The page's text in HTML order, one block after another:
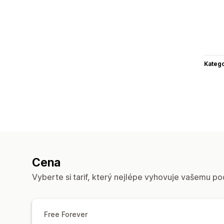
Cena
Vyberte si tarif, který nejlépe vyhovuje vašemu
Free Forever